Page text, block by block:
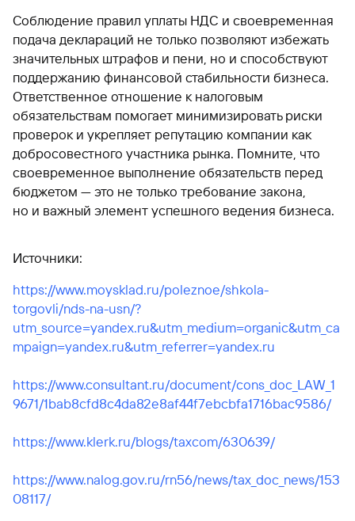
Соблюдение правил уплаты НДС и своевременная
подача деклараций не только позволяют избежать
значительных штрафов и пени, но и способствуют
поддержанию финансовой стабильности бизнеса.
Ответственное отношение к налоговым
обязательствам помогает минимизировать риски
проверок и укрепляет репутацию компании как
добросовестного участника рынка. Помните, что
своевременное выполнение обязательств перед
бюджетом — это не только требование закона,
но и важный элемент успешного ведения бизнеса.
Источники:
https://www.moysklad.ru/poleznoe/shkola-
torgovli/nds-na-usn/?
utm_source=yandex.ru&utm_medium=organic&utm_ca
mpaign=yandex.ru&utm_referrer=yandex.ru
https://www.consultant.ru/document/cons_doc_LAW_1
9671/1bab8cfd8c4da82e8af44f7ebcbfa1716bac9586/
https://www.klerk.ru/blogs/taxcom/630639/
https://www.nalog.gov.ru/rn56/news/tax_doc_news/153
08117/